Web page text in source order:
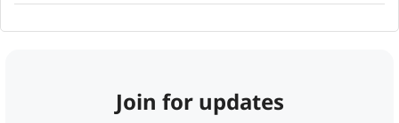
Join for updates